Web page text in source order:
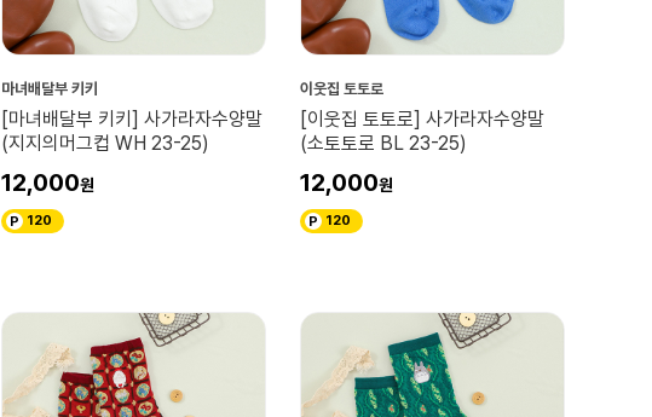
마녀배달부 키키
[마녀배달부 키키] 사가라자수양말
(지지의머그컵 WH 23-25)
12,000
120
이웃집 토토로
[이웃집 토토로] 사가라자수양말
(소토토로 BL 23-25)
12,000
120